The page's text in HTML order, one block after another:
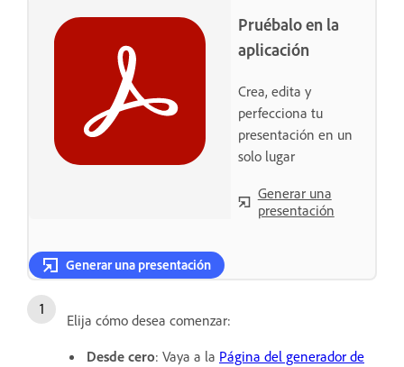
Pruébalo en la
aplicación
Crea, edita y
perfecciona tu
presentación en un
solo lugar
Generar una
presentación
Generar una presentación
Elija cómo desea comenzar:
Desde cero: Vaya a la Página del generador de